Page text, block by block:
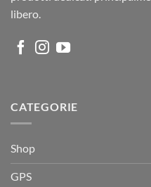
libero.
CATEGORIE
Shop
GPS